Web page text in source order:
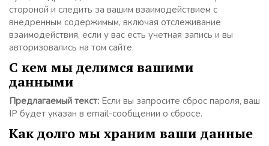
стороной и следить за вашим взаимодействием с
внедренным содержимым, включая отслеживание
взаимодействия, если у вас есть учетная запись и вы
авторизовались на том сайте.
С кем мы делимся вашими
данными
Предлагаемый текст: Если вы запросите сброс пароля, ваш
IP будет указан в email-сообщении о сбросе.
Как долго мы храним ваши данные